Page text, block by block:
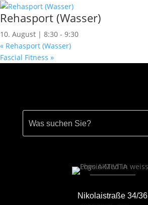
Rehasport (Wasser)
10. August | 8:30 - 9:30
« Rehasport (Wasser)
Fascial Fitness »
Nikolaistraße 34/36